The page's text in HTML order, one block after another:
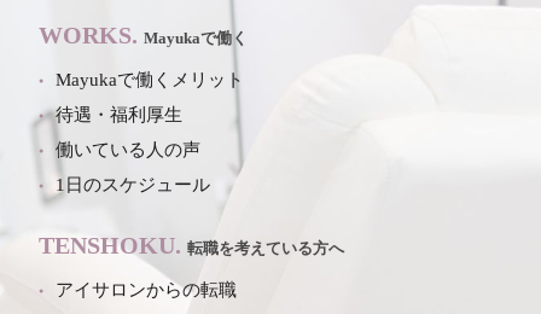
WORKS. Mayukaで働く
Mayukaで働くメリット
待遇・福利厚生
働いている人の声
1日のスケジュール
TENSHOKU. 転職を考えている方へ
アイサロンからの転職